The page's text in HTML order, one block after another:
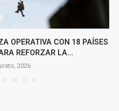
OPERATIVA CON 18 PAÍSES
REFORZAR LA...
2026